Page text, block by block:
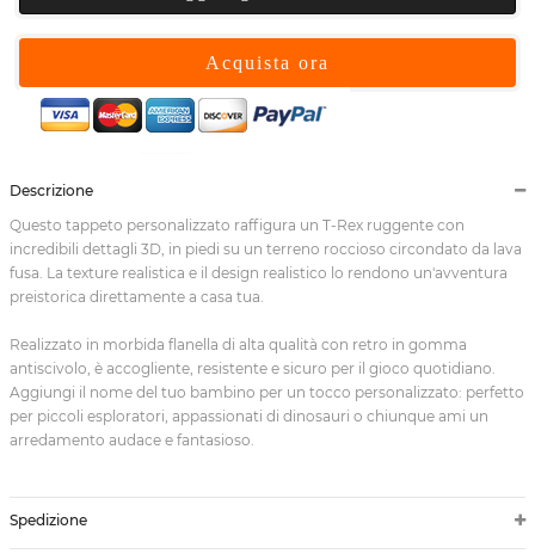
Acquista ora
Descrizione
Questo tappeto personalizzato raffigura un T-Rex ruggente con
incredibili dettagli 3D, in piedi su un terreno roccioso circondato da lava
fusa. La texture realistica e il design realistico lo rendono un'avventura
preistorica direttamente a casa tua.
Realizzato in morbida flanella di alta qualità con retro in gomma
antiscivolo, è accogliente, resistente e sicuro per il gioco quotidiano.
Aggiungi il nome del tuo bambino per un tocco personalizzato: perfetto
per piccoli esploratori, appassionati di dinosauri o chiunque ami un
arredamento audace e fantasioso.
Spedizione